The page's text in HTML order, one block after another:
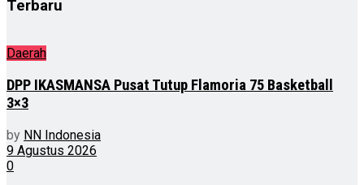
Terbaru
Daerah
DPP IKASMANSA Pusat Tutup Flamoria 75 Basketball
3×3
by NN Indonesia
9 Agustus 2026
0